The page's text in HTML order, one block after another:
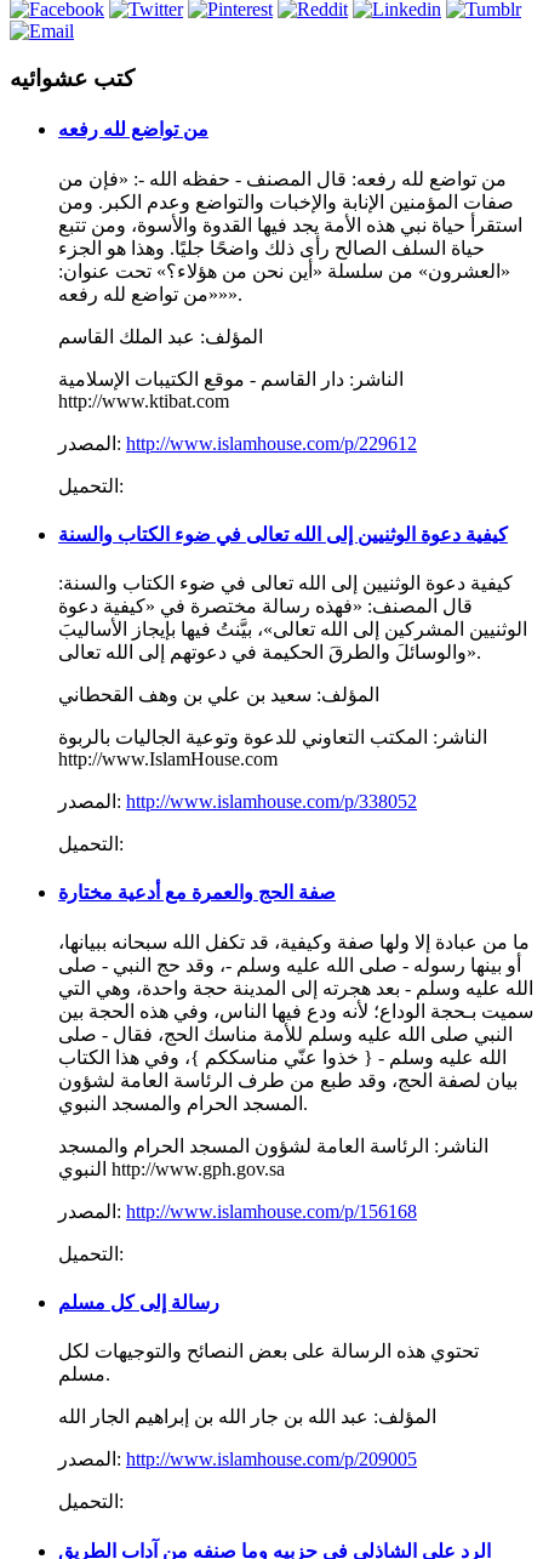
كتب عشوائيه
من تواضع لله رفعه
من تواضع لله رفعه: قال المصنف - حفظه الله -: «فإن من
صفات المؤمنين الإنابة والإخبات والتواضع وعدم الكبر. ومن
استقرأ حياة نبي هذه الأمة يجد فيها القدوة والأسوة، ومن تتبع
حياة السلف الصالح رأى ذلك واضحًا جليًا. وهذا هو الجزء
«العشرون» من سلسلة «أين نحن من هؤلاء؟» تحت عنوان:
«من تواضع لله رفعه»».
المؤلف: عبد الملك القاسم
الناشر: دار القاسم - موقع الكتيبات الإسلامية
http://www.ktibat.com
المصدر: http://www.islamhouse.com/p/229612
التحميل:
كيفية دعوة الوثنيين إلى الله تعالى في ضوء الكتاب والسنة
كيفية دعوة الوثنيين إلى الله تعالى في ضوء الكتاب والسنة:
قال المصنف: «فهذه رسالة مختصرة في «كيفية دعوة
الوثنيين المشركين إلى الله تعالى»، بيَّنتُ فيها بإيجاز الأساليبَ
والوسائلَ والطرقَ الحكيمة في دعوتهم إلى الله تعالى».
المؤلف: سعيد بن علي بن وهف القحطاني
الناشر: المكتب التعاوني للدعوة وتوعية الجاليات بالربوة
http://www.IslamHouse.com
المصدر: http://www.islamhouse.com/p/338052
التحميل:
صفة الحج والعمرة مع أدعية مختارة
ما من عبادة إلا ولها صفة وكيفية، قد تكفل الله سبحانه ببيانها،
أو بينها رسوله - صلى الله عليه وسلم -، وقد حج النبي - صلى
الله عليه وسلم - بعد هجرته إلى المدينة حجة واحدة، وهي التي
سميت بـحجة الوداع؛ لأنه ودع فيها الناس، وفي هذه الحجة بين
النبي صلى الله عليه وسلم للأمة مناسك الحج، فقال - صلى
الله عليه وسلم - { خذوا عنّي مناسككم }، وفي هذا الكتاب
بيان لصفة الحج، وقد طبع من طرف الرئاسة العامة لشؤون
المسجد الحرام والمسجد النبوي.
الناشر: الرئاسة العامة لشؤون المسجد الحرام والمسجد
النبوي http://www.gph.gov.sa
المصدر: http://www.islamhouse.com/p/156168
التحميل:
رسالة إلى كل مسلم
تحتوي هذه الرسالة على بعض النصائح والتوجيهات لكل
مسلم.
المؤلف: عبد الله بن جار الله بن إبراهيم الجار الله
المصدر: http://www.islamhouse.com/p/209005
التحميل:
الرد علي الشاذلي في حزبيه وما صنفه من آداب الطريق